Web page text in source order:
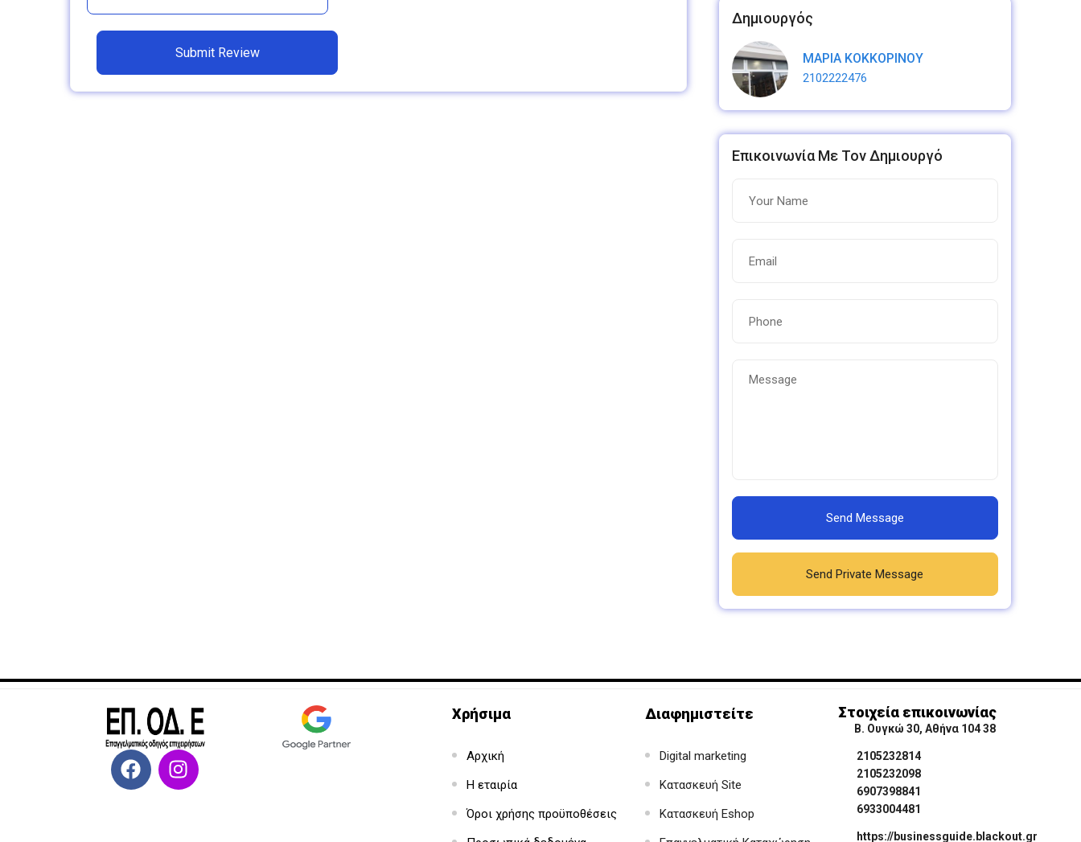
Δημιουργός
ΜΑΡΙΑ ΚΟΚΚΟΡΙΝΟΥ
2102222476
Επικοινωνία Με Τον Δημιουργό
Send Message
Send Private Message
Χρήσιμα
Αρχική
Η εταιρία
Όροι χρήσης προϋποθέσεις
Διαφημιστείτε
Digital marketing
Κατασκευή Site
Κατασκευή Eshop
Στοιχεία επικοινωνίας
Β. Ουγκώ 30, Αθήνα 104 38
2105232814
2105232098
6907398841
6933004481
https://businessguide.blackout.gr